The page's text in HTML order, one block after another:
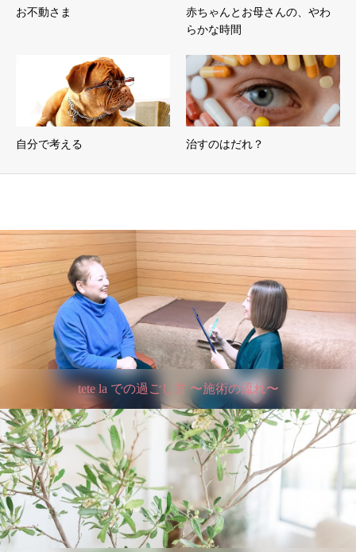
お不動さま
赤ちゃんとお母さんの、やわ
らかな時間
自分で考える 治すのはだれ？
tete la での過ごし方 〜施術の流れ〜